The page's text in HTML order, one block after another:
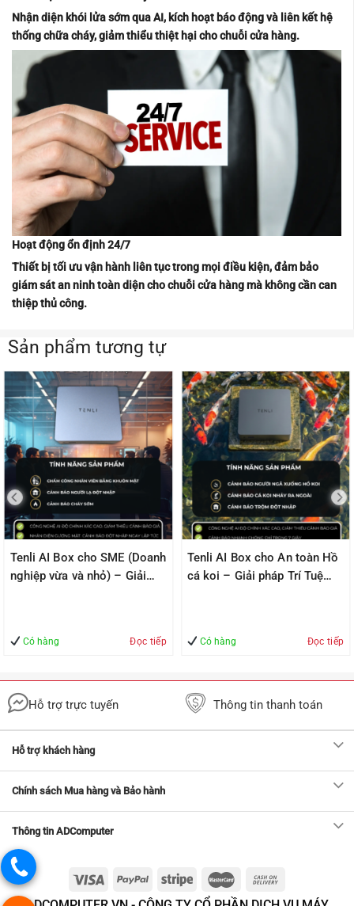
Nhận diện khói lửa sớm qua AI, kích hoạt báo động và liên kết hệ
thống chữa cháy, giảm thiểu thiệt hại cho chuỗi cửa hàng.
Hoạt động ổn định 24/7
Thiết bị tối ưu vận hành liên tục trong mọi điều kiện, đảm bảo
giám sát an ninh toàn diện cho chuỗi cửa hàng mà không cần can
thiệp thủ công.
Sản phẩm tương tự
Tenli AI Box cho SME (Doanh
nghiệp vừa và nhỏ) – Giải
Có hàng Đọc tiếp
Tenli AI Box cho An toàn Hồ
cá koi – Giải pháp Trí Tuệ
Có hàng Đọc tiếp
Hỗ trợ trực tuyến Thông tin thanh toán
Hỗ trợ khách hàng
Chính sách Mua hàng và Bảo hành
Thông tin ADComputer